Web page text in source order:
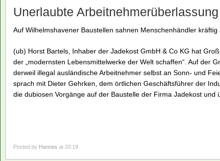
Unerlaubte Arbeitnehmerüberlassung
Auf Wilhelmshavener Baustellen sahnen Menschenhändler kräftig
(ub) Horst Bartels, Inhaber der Jadekost GmbH & Co KG hat
der „modernsten Lebensmittelwerke der Welt schaffen“. Auf der
derweil illegal ausländische Arbeitnehmer selbst an Sonn- und
sprach mit Dieter Gehrken, dem örtlichen Geschäftsführer der
die dubiosen Vorgänge auf der Baustelle der Firma Jadekost und
Posted by Hannes at 20:19